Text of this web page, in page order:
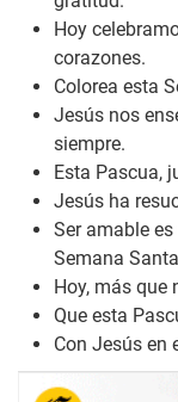
Hoy
corazones.
Colorea esta
Jesús nos
siempre.
Esta Pascua,
Jesús ha
Ser amable
Semana
Hoy, más que
Que esta
Con Jesús en